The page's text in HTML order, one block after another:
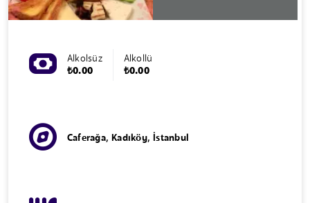
Alkolsüz
₺0.00
Alkollü
₺0.00
Caferağa, Kadıköy, İstanbul